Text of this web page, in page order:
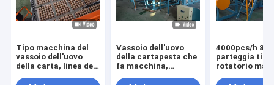
Tipo macchina del
vassoio dell'uovo
della carta, linea del
Vassoio dell'uovo
della cartapesta che
fa macchina,
4000pcs/h 8
parteggia tipo
rotatorio